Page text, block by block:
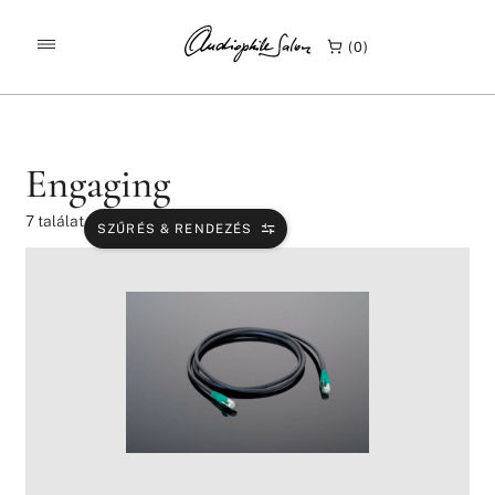
0
KEZDŐLAP TERMÉKEK / ENGAGING
Engaging
7találat SZŰRÉS & RENDEZÉS